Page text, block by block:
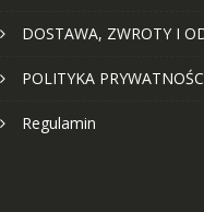
DOSTAWA, ZWROTY I
POLITYKA
Regulamin